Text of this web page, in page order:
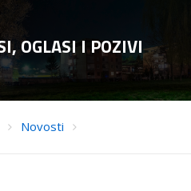
OGLASI I POZIVI
Novosti